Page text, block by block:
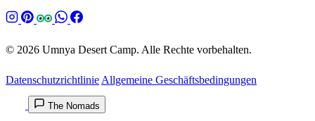
© 2026 Umnya Desert Camp. Alle Rechte vorbehalten.
Datenschutzrichtlinie Allgemeine Geschäftsbedingungen
The Nomads